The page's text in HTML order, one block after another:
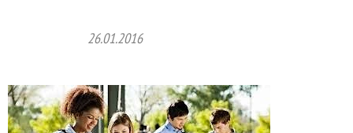
26.01.2016